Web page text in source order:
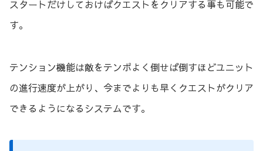
スタートだけしておけばクエストをクリアする事も可能で
す。
テンション機能は敵をテンポよく倒せば倒すほどユニット
の進行速度が上がり、今までよりも早くクエストがクリア
できるようになるシステムです。